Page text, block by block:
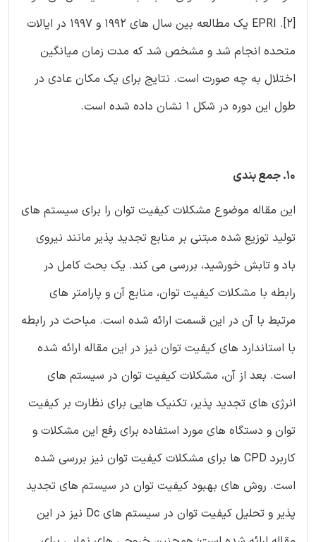
[2]. EPRI یک مطالعه بین سال های 1992 و 1997 در ایالات
متحده انجام شد و مشخص شد که مدت زمان میانگین
اختلال به چه صورت است. نتایج برای یک مکان عادی در
طول این دوره در شکل 1 نشان داده شده است.
10. جمع بندی
این مقاله موضوع مشکلات کیفیت توان را برای سیستم های
تولید توزیع شده مبتنی بر منابع تجدید پذیر مانند نیروی
باد و تابش خورشید، بررسی می کند. یک بحث کامل در
رابطه با مشکلات کیفیت توان، منابع آن و پارامتر های
مرتبط با آن در این قسمت ارائه شده است. مباحث در رابطه
با استاندارد های کیفیت توان نیز در این مقاله ارائه شده
است. بعد از آن، مشکلات کیفیت توان در سیستم های
انرژی های تجدید پذیر، تکنیک هایی برای نظارت بر کیفیت
توان و دستگاه های مورد استفاده برای رفع این مشکلات و
کاربرد CPD ها برای مشکلات کیفیت توان نیز بررسی شده
است. روش های بهبود کیفیت توان در سیستم های تجدید
پذیر و تحلیل کیفیت توان در سیستم های Dc نیز در این